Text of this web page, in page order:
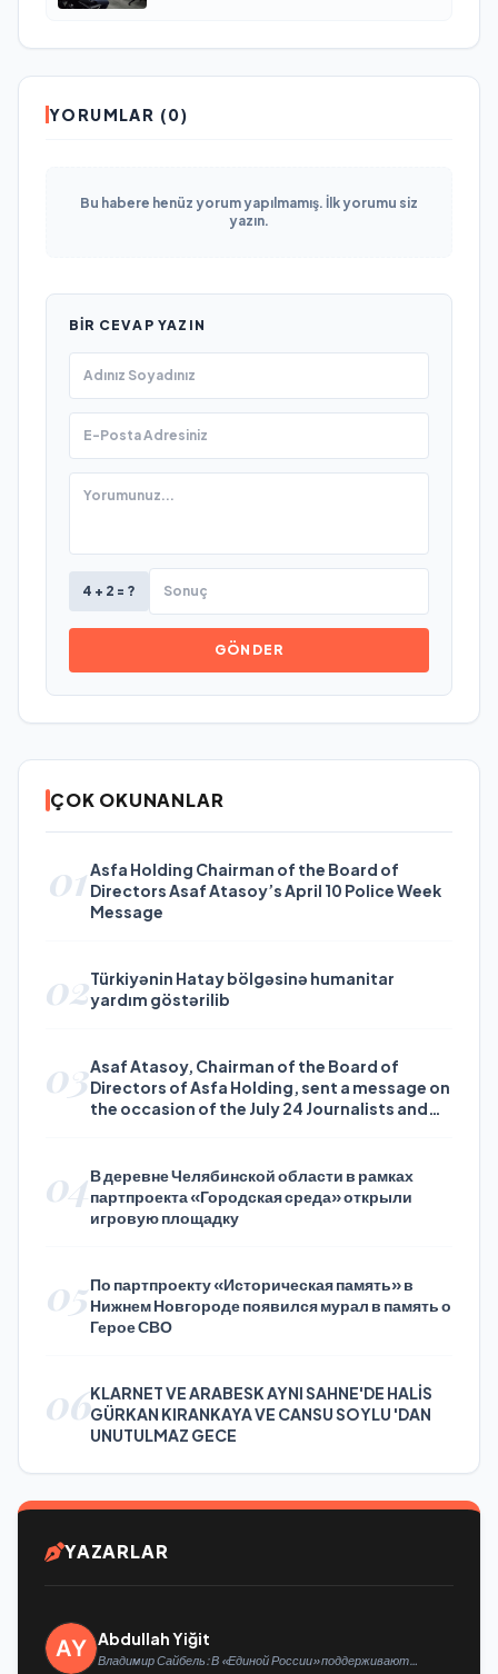
YORUMLAR (0)
Bu habere henüz yorum yapılmamış. İlk yorumu siz
yazın.
BIR CEVAP YAZIN
4 + 2 = ?
GÖNDER
ÇOK OKUNANLAR
01Asfa Holding Chairman of the Board of
Directors Asaf Atasoy’s April 10 Police Week
Message
02Türkiyənin Hatay bölgəsinə humanitar
yardım göstərilib
03Asaf Atasoy, Chairman of the Board of
Directors of Asfa Holding, sent a message on
the occasion of the July 24 Journalists and
04В деревне Челябинской области в рамках
партпроекта «Городская среда» открыли
игровую площадку
05По партпроекту «Историческая память» в
Нижнем Новгороде появился мурал в память о
Герое СВО
06KLARNET VE ARABESK AYNI SAHNE'DE HALİS
GÜRKAN KIRANKAYA VE CANSU SOYLU 'DAN
UNUTULMAZ GECE
YAZARLAR
Abdullah Yiğit
Владимир Сайбель: В «Единой России» поддерживают